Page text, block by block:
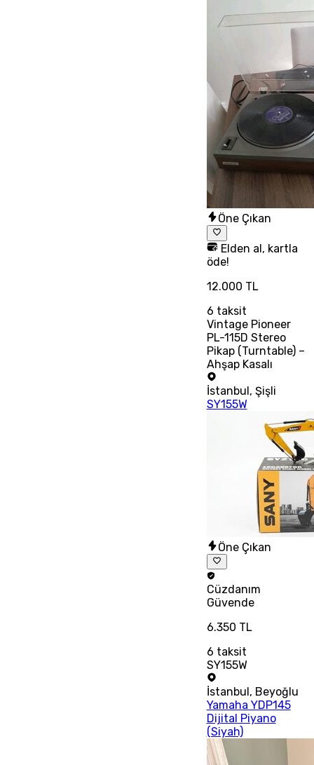
Öne Çıkan
Elden al, kartla
öde!
12.000 TL
6 taksit
Vintage Pioneer
PL-115D Stereo
Pikap (Turntable) –
Ahşap Kasalı
İstanbul, Şişli
SY155W
Öne Çıkan
Cüzdanım
Güvende
6.350 TL
6 taksit
SY155W
İstanbul, Beyoğlu
Yamaha YDP145
Dijital Piyano
(Siyah)